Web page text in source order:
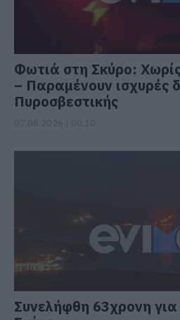
Φωτιά στη Σκύρο:
– Παραμένουν ισχυρές
Πυροσβεστικής
Συνελήφθη 63χρονη